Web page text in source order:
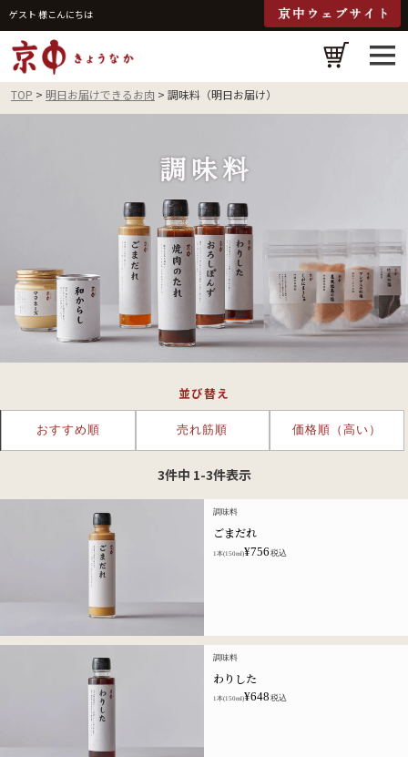
ゲスト 様こんにちは
TOP 明日お届けできるお肉 調味料（明日お届け）
並び替え
おすすめ順 売れ筋順 価格順（高い）
3件中 1-3件表示
調味料
ごまだれ
1本(150ml)¥756 税込
調味料
わりした
1本(150ml)¥648 税込